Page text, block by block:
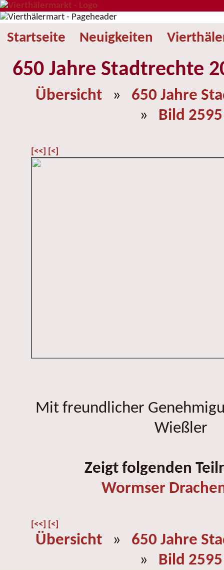
Startseite Neuigkeiten
650 Jahre Stadtrechte
Übersicht » 650 Jahre
» Bild 2595
[<<] [<]
Mit freundlicher
Wießler
Zeigt folgenden
Wormser
[<<] [<]
Übersicht » 650 Jahre
» Bild 2595